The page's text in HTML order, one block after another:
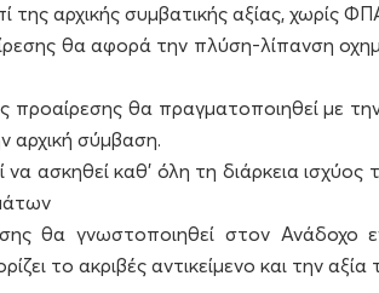
αρχικής συμβατικής αξίας, χωρίς
θα αφορά την πλύση-λίπανση
θα πραγματοποιηθεί με
αρχική σύμβαση.
ασκηθεί καθ’ όλη τη διάρκεια ισχύος
θα γνωστοποιηθεί στον Ανάδοχο
το ακριβές αντικείμενο και την αξία